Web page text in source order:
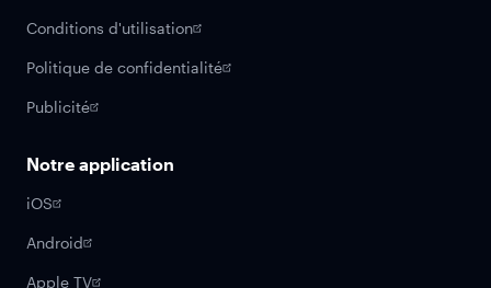
Conditions d'utilisation
Politique de confidentialité
Publicité
Notre application
iOS
Android
Apple TV